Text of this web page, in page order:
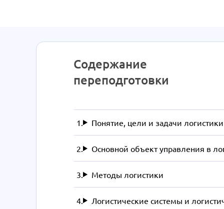
Содержание
переподготовки
Понятие, цели и задачи логистики
Основной объект управления в
Методы логистики
Логистические системы и